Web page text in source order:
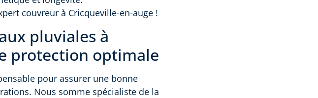
couvreur à Cricqueville-en-auge !
pluviales à
protection optimale
pour assurer une bonne
Nous somme spécialiste de la